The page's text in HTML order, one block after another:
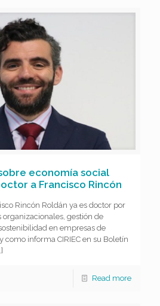
economía social
a Francisco Rincón
Rincón Roldán ya es doctor por
organizacionales, gestión de
en empresas de
como informa CIRIEC en su Boletín
Read more